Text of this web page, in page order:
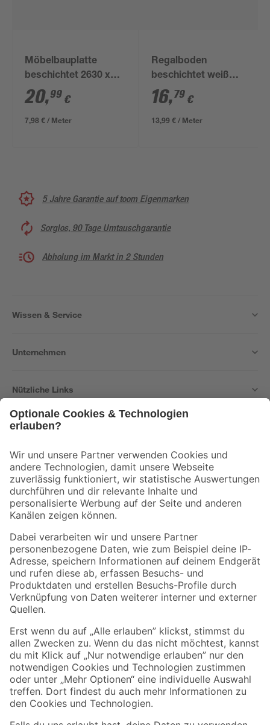
Möbelbauplatte
beschichtet 2630 x
400 x 19 mm
20,99 €
7,98 € / Meter
Regalboden
beschichtet weiß
1200 x 600 x 16 mm
16,79 €
13,99 € / Meter
5 Jahre Garantie auf toom Eigenmarken
Sorglos, 90 Tage Umtauschgarantie
Abholung im Markt in 2 Stunden
Wissen & Service
Unternehmen
Nützliche Links
Der toom Newsletter: Keine Angebote und Aktionen mehr verpassen!
Zur Newsletter Anmeldung
Folge uns
Zahlungsarten Versandarten
Sicher einkaufen
Jetzt die toom-App herunterladen